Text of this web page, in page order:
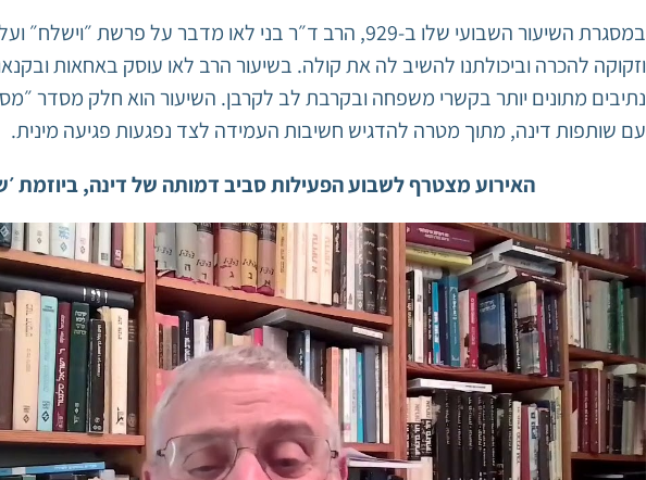
במסגרת השיעור השבועי שלו ב-929, הרב ד״ר בני לאו מדבר על
וזקוקה להכרה וביכולתנו להשיב לה את קולה. בשיעור הרב לאו עוסק באחאות
עם שותפות דינה, מתוך מטרה להדגיש חשיבות העמידה לצד נפגעות פגיעה מינית.
האירוע מצטרף לשבוע הפעילות סביב דמותה של דינה, ביוזמת